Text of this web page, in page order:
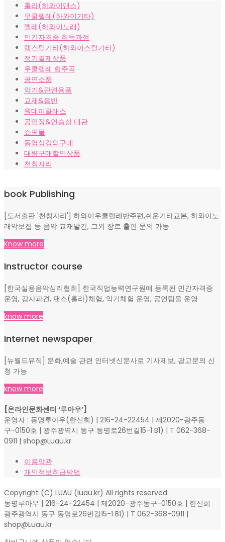
훌라(하와이댄스)
우쿨렐레(하와이기타)
멜레(하와이노래)
민간자격증 취득과정
랩스틸기타(하와이스틸기타)
정기결제상품
우쿨렐레 합주곡
공연소품
악기&관련용품
교재&음반
원데이클래스
공연장&연습실 대관
쇼핑몰
동영상강의구매
대량구매할인상품
천칭자리
book Publishing
[도서출판 '천칭자리'] 하와이우쿨렐레반주편,쉬운기타교본, 하와이노
래악보집 등 음악 교재발간, 그외 장르 출판 문의 가능
Know more
Instructor course
[한국실용음악심리협회] 한국직업능력연구원에 등록된 민간자격증
운영, 강사파견, 댄스(훌라)체험, 악기체험 운영, 공연팀을 운영
know more
Internet newspaper
[뉴월드뮤직] 문화,예술 관련 인터넷신문사로 기사제보, 광고문의 신
청 가능
know more
[온라인문화센터 ‘루아우’]
운영자 : 동명루아우(한신희) | 216-24-22454 | 제2020-광주동
구-0150호 | 광주광역시 동구 동명로26번길15-1 B1) | T 062-368-
0911 | shop@Luau.kr
이용약관
개인정보취급방법
Copyright (C) LUAU (luau.kr) All rights reserved.
동명루아우 | 216-24-22454 | 제2020-광주동구-0150호 | 한신희
광주광역시 동구 동명로26번길15-1 B1) | T 062-368-0911 |
shop@Luau.kr